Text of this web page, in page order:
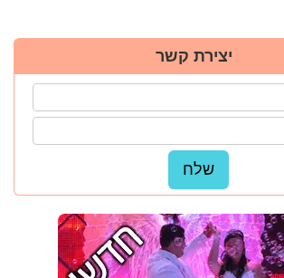
יצירת קשר